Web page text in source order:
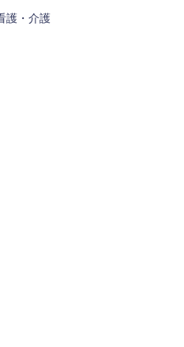
護・介護